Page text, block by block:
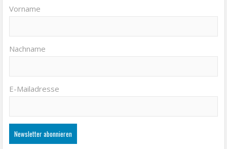
Vorname
Nachname
E-Mailadresse